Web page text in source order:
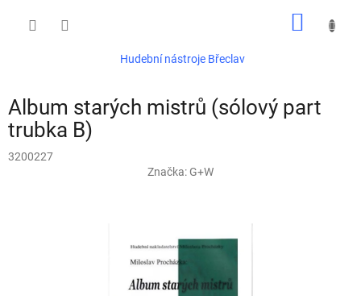
Hudební nástroje Břeclav
Album starých mistrů (sólový part
trubka B)
3200227
Značka: G+W